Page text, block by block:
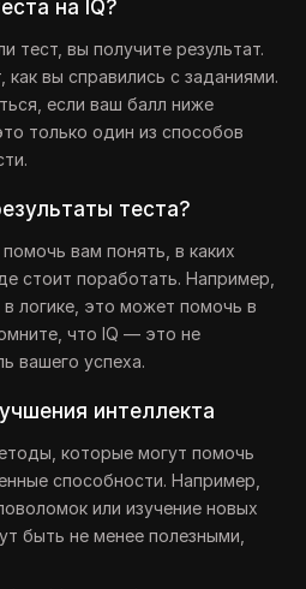
на IQ?
тест, вы получите результат.
как вы справились с заданиями.
если ваш балл ниже
только один из способов
теста?
вам понять, в каких
стоит поработать. Например,
логике, это может помочь в
что IQ — это не
вашего успеха.
интеллекта
которые могут помочь
способности. Например,
или изучение новых
быть не менее полезными,